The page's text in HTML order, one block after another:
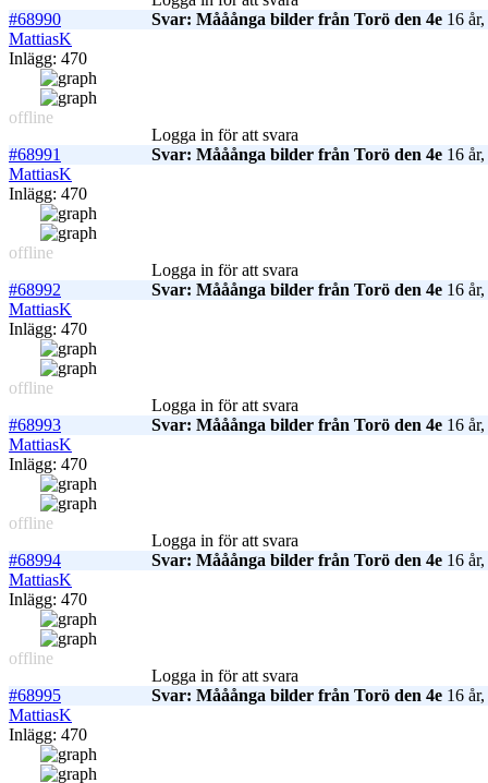
#68990
Svar: Mååånga bilder från Torö den 4e 16
MattiasK
Inlägg: 470
offline
Logga in för att svara
#68991
Svar: Mååånga bilder från Torö den 4e 16
MattiasK
Inlägg: 470
offline
Logga in för att svara
#68992
Svar: Mååånga bilder från Torö den 4e 16
MattiasK
Inlägg: 470
offline
Logga in för att svara
#68993
Svar: Mååånga bilder från Torö den 4e 16
MattiasK
Inlägg: 470
offline
Logga in för att svara
#68994
Svar: Mååånga bilder från Torö den 4e 16
MattiasK
Inlägg: 470
offline
Logga in för att svara
#68995
Svar: Mååånga bilder från Torö den 4e 16
MattiasK
Inlägg: 470